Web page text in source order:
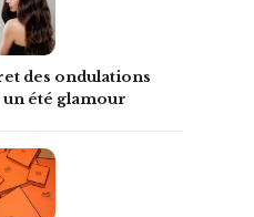
des ondulations
été glamour